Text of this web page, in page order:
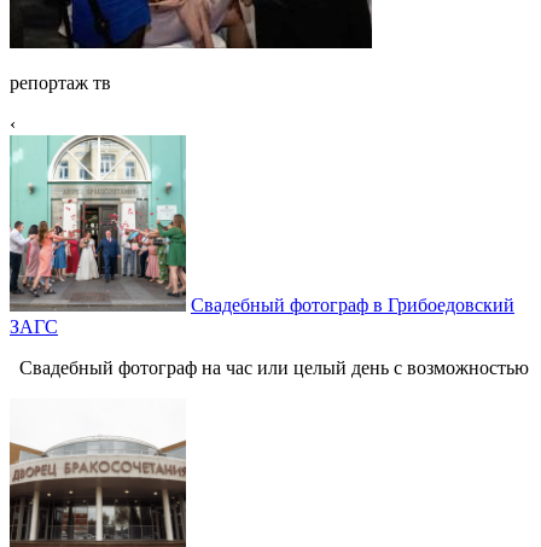
репортаж тв
‹
Свадебный фотограф в Грибоедовский
ЗАГС
Свадебный фотограф на час или целый день с возможностью